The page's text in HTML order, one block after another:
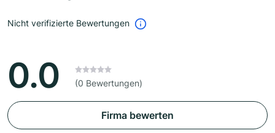
Nicht verifizierte Bewertungen
0.0 (0 Bewertungen)
Firma bewerten